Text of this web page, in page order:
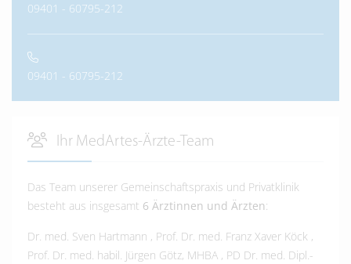
09401 - 60795-212
09401 - 60795-212
Ihr MedArtes-Ärzte-Team
Das Team unserer Gemeinschaftspraxis und Privatklinik
besteht aus insgesamt 6 Ärztinnen und Ärzten:
Dr. med. Sven Hartmann , Prof. Dr. med. Franz Xaver Köck ,
Prof. Dr. med. habil. Jürgen Götz, MHBA , PD Dr. med. Dipl.-